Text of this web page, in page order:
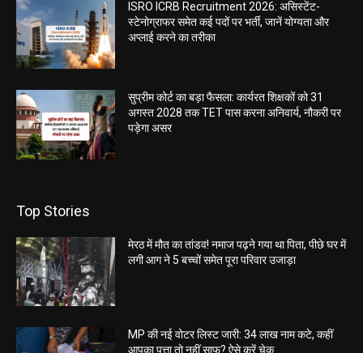
ISRO ICRB Recruitment 2026: असिस्टेंट-
स्टेनोग्राफर समेत कई पदों पर भर्ती, जानें योग्यता और
अप्लाई करने का तरीका
सुप्रीम कोर्ट का बड़ा फैसला: कार्यरत शिक्षकों को 31
अगस्त 2028 तक TET पास करना अनिवार्य, नौकरी पर
पड़ेगा असर
Top Stories
मेरठ में मौत का तांडव! नमाज पढ़ने गया था पिता, पीछे घर में
लगी आग ने 5 बच्चों समेत पूरा परिवार उजाड़ा
MP की नई वोटर लिस्ट जारी: 34 लाख नाम कटे, कहीं
आपका पत्ता तो नहीं साफ? ऐसे करें चेक